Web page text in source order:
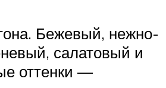
Бежевый, нежно-
салатовый и
оттенки —